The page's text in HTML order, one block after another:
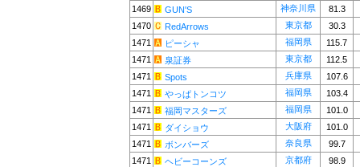
1469
GUN'S 神奈川県
81.3
1470
RedArrows 東京都
30.3
1471
ピーシャ 福岡県
115.7
1471
泉証券 東京都
112.5
1471
Spots 兵庫県
107.6
1471
やっぱトンコツ 福岡県
103.4
1471
福岡マスターズ 福岡県
101.0
1471
ダイショウ 大阪府
101.0
1471
ボンバーズ 奈良県
99.7
1471
ヘビーコーンズ 京都府
98.9